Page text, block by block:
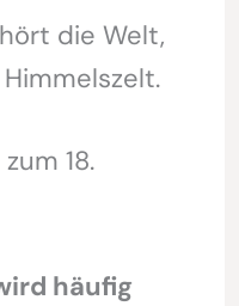
die Welt,
18.
häufig